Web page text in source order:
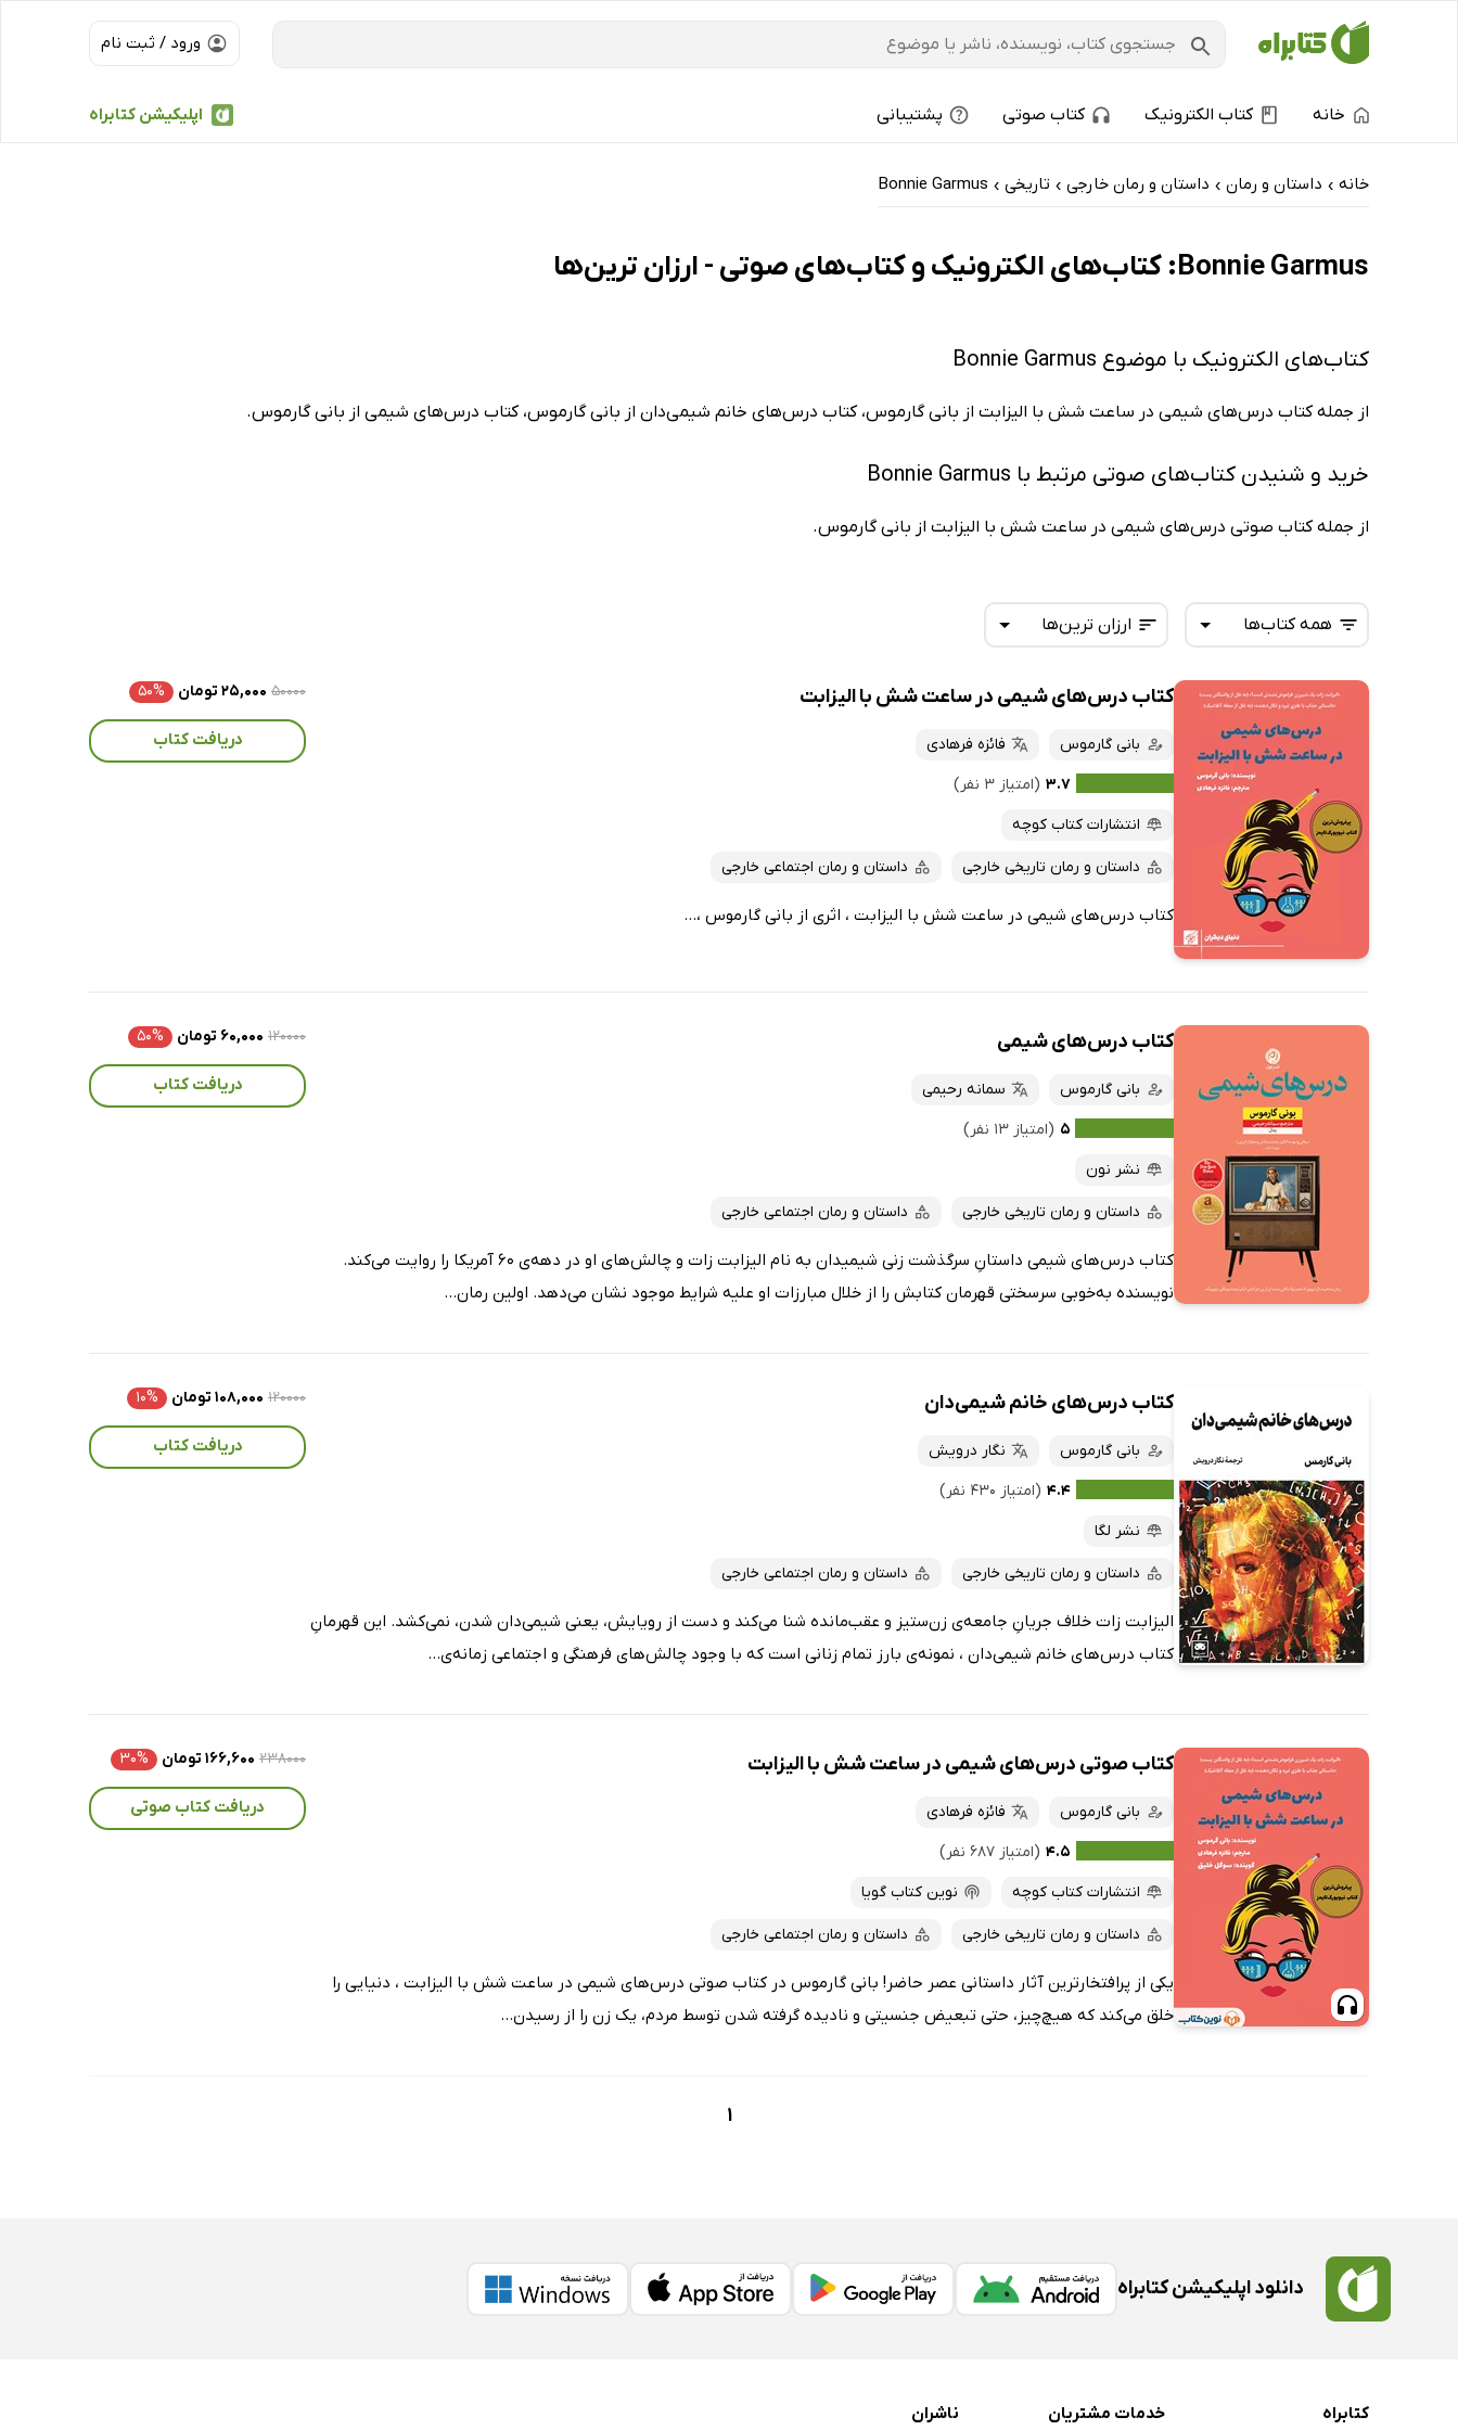
ورود / ثبت نام
اپلیکیشن کتابراه خانه کتاب الکترونیک کتاب صوتی پشتیبانی
خانه › داستان و رمان › داستان و رمان خارجی › تاریخی ›
Bonnie Garmus
Bonnie Garmus: کتاب‌های الکترونیک و کتاب‌های صوتی - ارزان ترین‌ها
کتاب‌های الکترونیک با موضوع Bonnie Garmus
از جمله کتاب درس‌های شیمی در ساعت شش با الیزابت از بانی گارموس، کتاب درس‌های خانم شیمی‌دان از بانی گارموس، کتاب درس‌های شیمی از بانی گارموس.
خرید و شنیدن کتاب‌های صوتی مرتبط با Bonnie Garmus
از جمله کتاب صوتی درس‌های شیمی در ساعت شش با الیزابت از بانی گارموس.
ارزان ترین‌ها
تازه‌ها
داغ‌ترین‌ها
پربحث‌ها
ارزان ترین‌ها
همه کتاب‌ها
همه کتاب‌ها
کتاب‌های صوتی
کتاب‌های متنی
کتاب درس‌های شیمی در ساعت شش با الیزابت
بانی گارموس
فائزه فرهادی
۳.۷ (امتیاز ۳ نفر)
انتشارات کتاب کوچه
داستان و رمان تاریخی خارجی داستان و رمان اجتماعی خارجی
کتاب درس‌های شیمی در ساعت شش با الیزابت ، اثری از بانی گارموس ،...
۵۰۰۰۰ ۲۵,۰۰۰ تومان ۵۰%
دریافت کتاب
کتاب درس‌های شیمی
بانی گارموس
سمانه رحیمی
۵ (امتیاز ۱۳ نفر)
نشر نون
داستان و رمان تاریخی خارجی داستان و رمان اجتماعی خارجی
کتاب درس‌های شیمی داستانِ سرگذشت زنی شیمیدان به نام الیزابت زات و چالش‌های او در دهه‌ی 60 آمریکا را روایت می‌کند.
نویسنده به‌خوبی سرسختی قهرمان کتابش را از خلال مبارزات او علیه شرایط موجود نشان می‌دهد. اولین رمان...
۱۲۰۰۰۰ ۶۰,۰۰۰ تومان ۵۰%
دریافت کتاب
کتاب درس‌های خانم شیمی‌دان
بانی گارموس
نگار درویش
۴.۴ (امتیاز ۴۳۰ نفر)
نشر لگا
داستان و رمان تاریخی خارجی داستان و رمان اجتماعی خارجی
الیزابت زات خلاف جریانِ جامعه‌ی زن‌ستیز و عقب‌مانده شنا می‌کند و دست از رویایش، یعنی شیمی‌دان شدن، نمی‌کشد. این قهرمانِ
کتاب درس‌های خانم شیمی‌دان ، نمونه‌ی بارز تمام زنانی است که با وجود چالش‌های فرهنگی و اجتماعی زمانه‌ی...
۱۲۰۰۰۰ ۱۰۸,۰۰۰ تومان ۱۰%
دریافت کتاب
کتاب صوتی درس‌های شیمی در ساعت شش با الیزابت
بانی گارموس
فائزه فرهادی
۴.۵ (امتیاز ۶۸۷ نفر)
انتشارات کتاب کوچه
نوین کتاب گویا
داستان و رمان تاریخی خارجی داستان و رمان اجتماعی خارجی
یکی از پرافتخارترین آثار داستانی عصر حاضر! بانی گارموس در کتاب صوتی درس‌های شیمی در ساعت شش با الیزابت ، دنیایی را
خلق می‌کند که هیچ‌چیز، حتی تبعیض جنسیتی و نادیده گرفته شدن توسط مردم،‌ یک زن را از رسیدن...
۲۳۸۰۰۰ ۱۶۶,۶۰۰ تومان ۳۰%
دریافت کتاب صوتی
1
دانلود اپلیکیشن کتابراه
کتابراه خدمات مشتریان ناشران